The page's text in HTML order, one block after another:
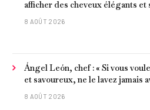
afficher des cheveux élégants et
8 AOÛT 2026
Ángel León, chef : « Si vous
et savoureux, ne le lavez jamais
8 AOÛT 2026